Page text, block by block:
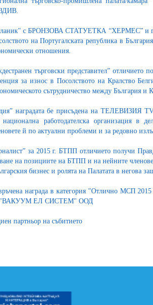
с БРОНЗОВА СТАТУЕТКА “ХЕРМЕС”
на Португалската република в
отношения.
търговски представител”
за износ в Посолството на Кралство
сътрудничество между България и
наградата бе присъдена на ТЕЛЕВИЗИЯ
работодателска организация в
й по актуални проблеми и за редовно
за 2015 г. БТПП отличието получи
на позициите на БТПП и на нейните
бизнес и ролята на Палатата в негова
награда в категория "Отлично МСП
-"ВАКУУМ ЕЛ СИСТЕМ" ООД
партньор на събитието